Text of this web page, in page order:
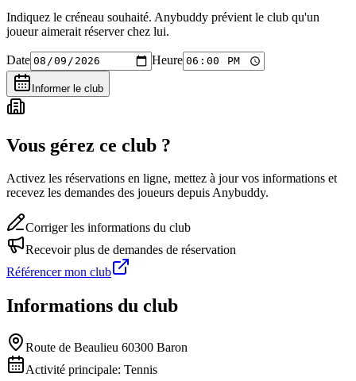
Indiquez le créneau souhaité. Anybuddy prévient le club qu'un
joueur aimerait réserver chez lui.
Date Heure
Informer le club
Vous gérez ce club ?
Activez les réservations en ligne, mettez à jour vos informations et
recevez les demandes des joueurs depuis Anybuddy.
Corriger les informations du club
Recevoir plus de demandes de réservation
Référencer mon club
Informations du club
Route de Beaulieu 60300 Baron
Activité principale: Tennis